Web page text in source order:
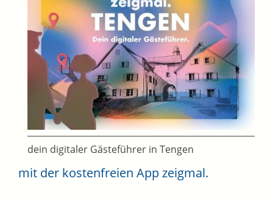
dein digitaler Gästeführer in Tengen
mit der kostenfreien App zeigmal.